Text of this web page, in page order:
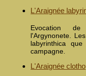
L'Araignée
Evocation
l'Argynonete.
labyrinthica
campagne.
L'Araignée clotho